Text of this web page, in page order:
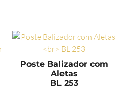
Poste Balizador com
Aletas
BL 253